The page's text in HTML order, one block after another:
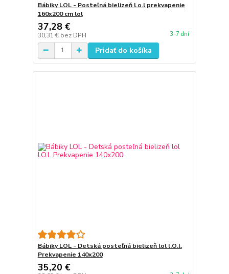
Bábiky LOL - Posteľná bielizeň l.o.l prekvapenie
160x200 cm lol
37,28 €
30,31 € bez DPH 3-7 dní
Pridať do košíka
Bábiky LOL - Detská posteľná bielizeň lol l.O.l.
Prekvapenie 140x200
35,20 €